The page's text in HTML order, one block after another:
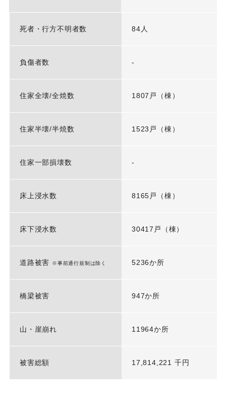
死者・行方不明者数 84人
負傷者数 -
住家全壊/全焼数 1807戸（棟）
住家半壊/半焼数 1523戸（棟）
住家一部損壊数 -
床上浸水数 8165戸（棟）
床下浸水数 30417戸（棟）
道路被害 ※事前通行規制は除く 5236か所
橋梁被害 947か所
山・崖崩れ 11964か所
被害総額 17,814,221 千円